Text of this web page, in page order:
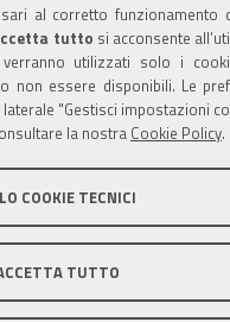
al corretto funzionamento
tutto si acconsente
utilizzati solo i
non essere disponibili. Le
"Gestisci impostazioni
la nostra Cookie Policy.
COOKIE TECNICI
TUTTO